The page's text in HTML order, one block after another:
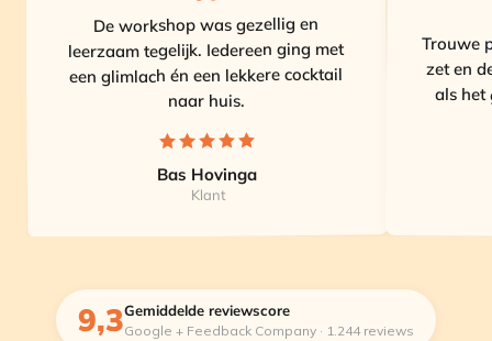
De workshop was gezellig en
leerzaam tegelijk. Iedereen ging met
een glimlach én een lekkere cocktail
naar huis.
Bas Hovinga
Klant
Trouwe
zet en
als het
9,3Gemiddelde reviewscore
Google + Feedback Company · 1.244 reviews